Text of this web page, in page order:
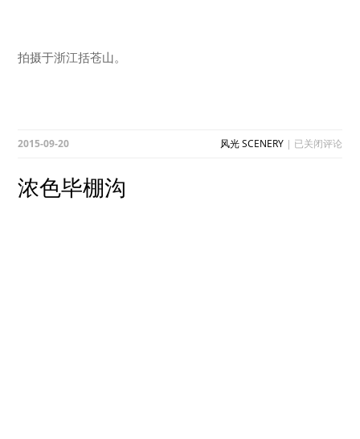
拍摄于浙江括苍山。
2015-09-20 风光 SCENERY| 浓
已关闭评论
浓色毕棚沟